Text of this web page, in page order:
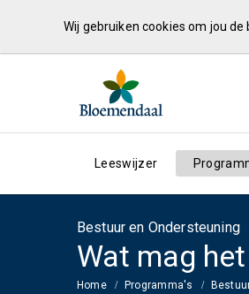
Wij gebruiken cookies om jou
Leeswijzer
Bestuur en Ondersteuning
Wat mag
Home Programma's